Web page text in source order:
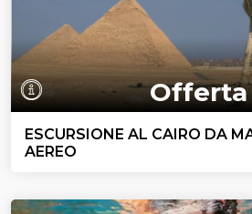
Offerta
ESCURSIONE AL CAIRO DA
AEREO